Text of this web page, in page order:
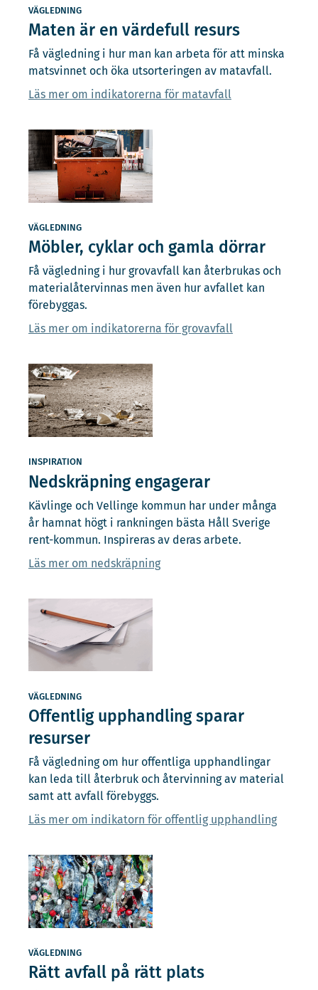
VÄGLEDNING
Maten är en värdefull resurs
Få vägledning i hur man kan arbeta för att minska
matsvinnet och öka utsorteringen av matavfall.
Läs mer om indikatorerna för matavfall
VÄGLEDNING
Möbler, cyklar och gamla dörrar
Få vägledning i hur grovavfall kan återbrukas och
materialåtervinnas men även hur avfallet kan
förebyggas.
Läs mer om indikatorerna för grovavfall
INSPIRATION
Nedskräpning engagerar
Kävlinge och Vellinge kommun har under många
år hamnat högt i rankningen bästa Håll Sverige
rent-kommun. Inspireras av deras arbete.
Läs mer om nedskräpning
VÄGLEDNING
Offentlig upphandling sparar
resurser
Få vägledning om hur offentliga upphandlingar
kan leda till återbruk och återvinning av material
samt att avfall förebyggs.
Läs mer om indikatorn för offentlig upphandling
VÄGLEDNING
Rätt avfall på rätt plats